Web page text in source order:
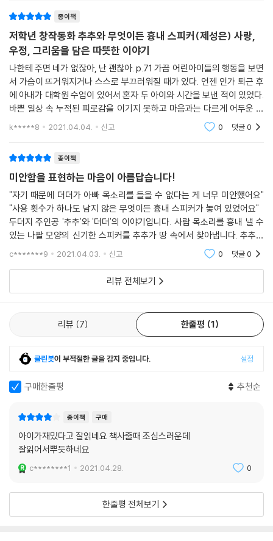
종이책
저학년 창작동화 추추와 무엇이든 흉내 스피커(제성은) 사랑,
우정, 그리움을 담은 따뜻한 이야기
나한테 주면 네가 없잖아, 난 괜찮아. p.71 가끔 어린아이들의 행동을 보면
서 가슴이 뜨거워지거나 스스로 부끄러워질 때가 있다. 언젠 인가 퇴근 후
에 아내가 대학원 수업이 있어서 혼자 두 아이와 시간을 보낸 적이 있었다.
바쁜 일상 속 누적된 피로감을 이기지 못하고 마음과는 다르게 어두운 표
정과 날이 선 말투로 아이들에게 대했던 모양이다.
k*****8 2021.04.04. 신고 0 댓글0
종이책
미안함을 표현하는 마음이 아름답습니다!
"자기 때문에 더더가 아빠 목소리를 들을 수 없다는 게 너무 미안했어요"
"사용 횟수가 하나도 남지 않은 무엇이든 흉내 스피커가 놓여 있었어요"
두더지 주인공 '추추'와 '더더'의 이야기입니다. 사람 목소리를 흉내 낼 수
있는 나팔 모양의 신기한 스피커를 추추가 땅 속에서 찾아냅니다. 추추는
자신과 놀아주지 않는 가족들을 골탕 먹이기 위해 사용합니다. 사용 횟수
c*******9 2021.04.03. 신고 0 댓글0
리뷰 전체보기
리뷰 7 한줄평 1
클린봇이 부적절한 글을 감지 중입니다. 설정
구매한줄평 추천순
종이책 구매
아이가재밌다고 잘읽네요 책사줄때 조심스러운데
잘읽어서뿌듯하네요
c********1 2021.04.28. 0
한줄평 전체보기